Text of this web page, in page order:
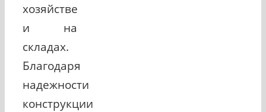
хозяйстве
и на
складах.
Благодаря
надежности
конструкции